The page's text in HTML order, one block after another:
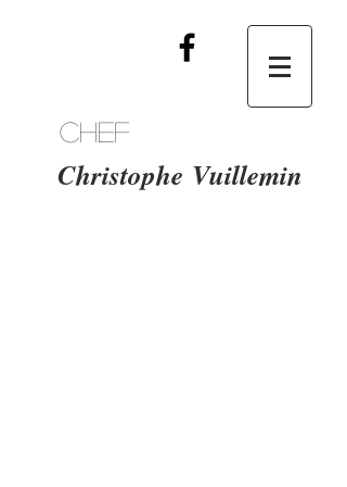
Chef
Christophe Vuillemin